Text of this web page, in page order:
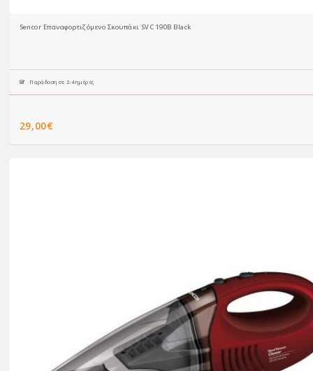
Sencor Επαναφορτιζόμενο Σκουπάκι SVC 190B Black
Παράδοση σε 2-4 ημέρες
29,00€